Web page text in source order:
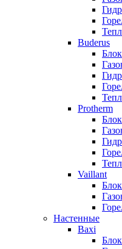
Buderus
Protherm
Vaillant
Настенные
Baxi